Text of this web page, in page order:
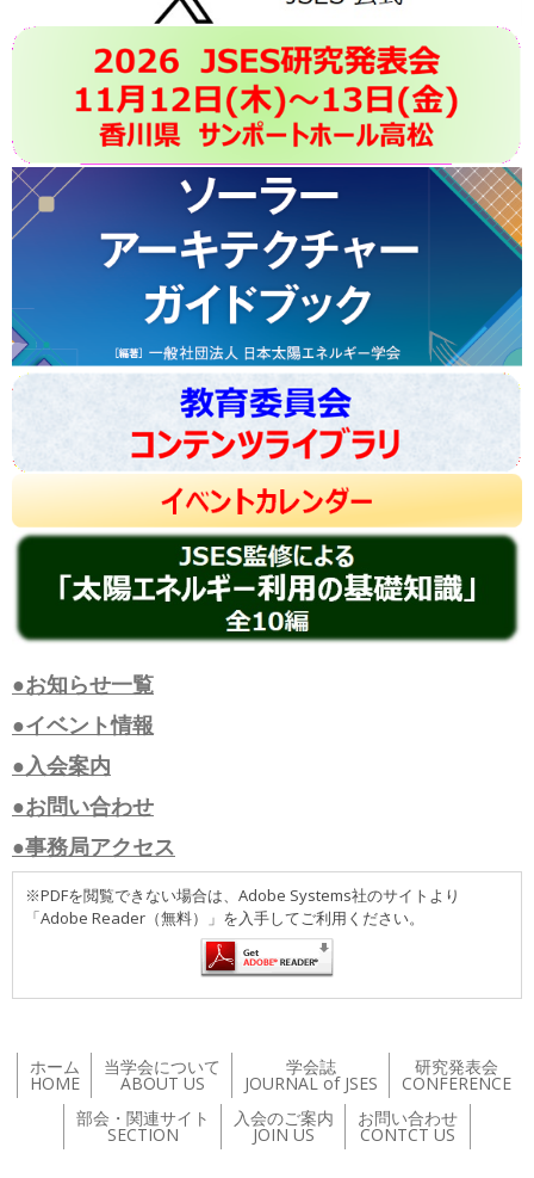
●お知らせ一覧
●イベント情報
●入会案内
●お問い合わせ
●事務局アクセス
※PDFを閲覧できない場合は、Adobe Systems社のサイトより
「Adobe Reader（無料）」を入手してご利用ください。
ホーム
HOME
当学会について
ABOUT US
学会誌
JOURNAL of JSES
研究発表会
CONFERENCE
部会・関連サイト
SECTION
入会のご案内
JOIN US
お問い合わせ
CONTCT US